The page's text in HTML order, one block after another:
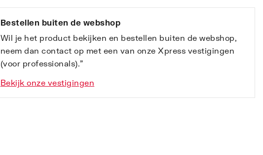
Bestellen buiten de webshop
Wil je het product bekijken en bestellen buiten de webshop,
neem dan contact op met een van onze Xpress vestigingen
(voor professionals).”
Bekijk onze vestigingen